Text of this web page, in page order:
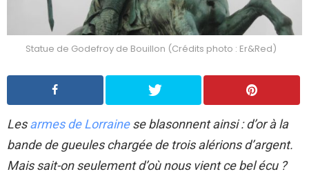
Statue de Godefroy de Bouillon (Crédits photo : Er&Red)
Lesarmes de Lorrainese blasonnent ainsi : d’or à la
bande de gueules chargée de trois alérions d’argent.
Mais sait-on seulement d’où nous vient ce bel écu ?